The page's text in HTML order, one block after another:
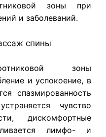
зоны при
и заболеваний.​
зоны
и успокоение, в
спазмированность
чувство
дискомфортные
лимфо- и